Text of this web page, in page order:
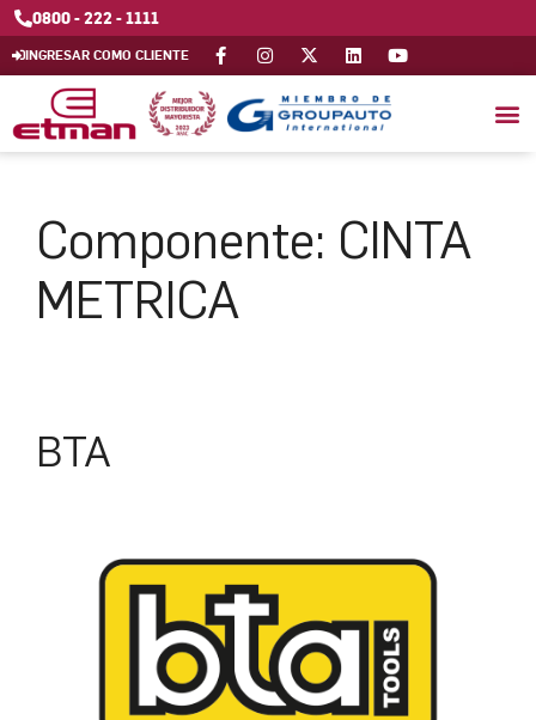
0800 - 222 - 1111
INGRESAR COMO CLIENTE
Componente: CINTA
METRICA
BTA